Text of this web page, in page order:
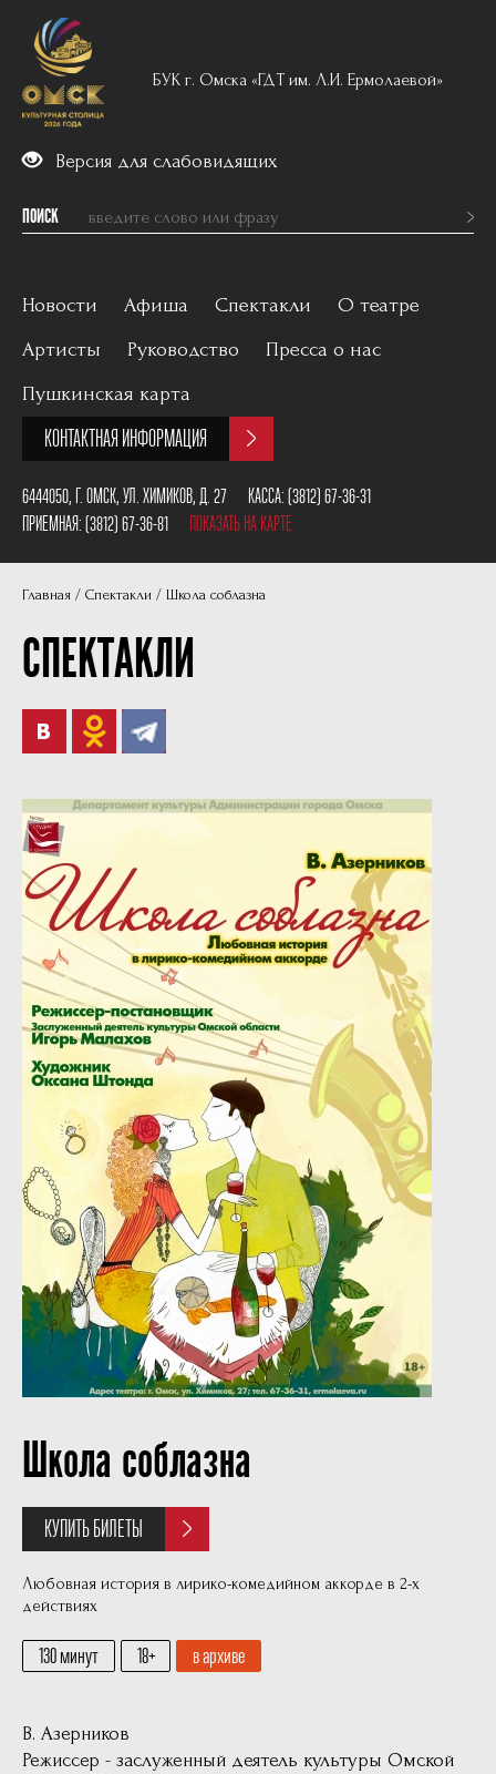
БУК г. Омска «ГДТ им. Л.И. Ермолаевой»
Версия для слабовидящих
ПОИСК
Новости Афиша Спектакли
Вечерний репертуар
Пушкинская карта
О театре
История
Наши партнеры
Артисты Руководство
Пресса о нас
Пушкинская карта
КОНТАКТНАЯ ИНФОРМАЦИЯ
6444050, Г. ОМСК, УЛ. ХИМИКОВ, Д. 27 КАССА:(3812) 67-36-31
ПРИЕМНАЯ:(3812) 67-36-81 ПОКАЗАТЬ НА КАРТЕ
Главная Спектакли Школа соблазна
СПЕКТАКЛИ
Школа соблазна
КУПИТЬ БИЛЕТЫ
Любовная история в лирико-комедийном аккорде в 2-х
действиях
130 минут 18 в архиве
В. Азерников
Режиссер - заслуженный деятель культуры Омской